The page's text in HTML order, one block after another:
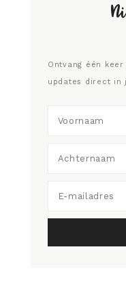
Ontvang één
updates direct in